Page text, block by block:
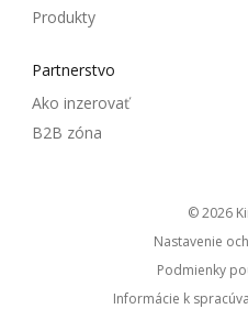
Produkty
Partnerstvo
Ako inzerovať
B2B zóna
© 2026
Nastavenie
Podmienky
Informácie k